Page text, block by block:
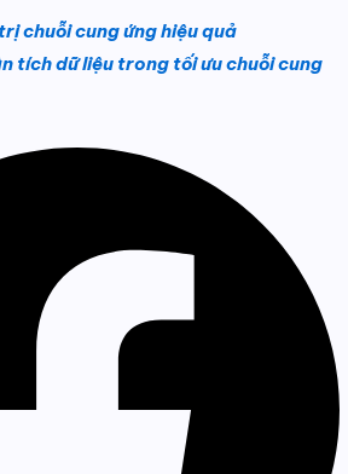
chuỗi cung ứng hiệu quả
tích dữ liệu trong tối ưu chuỗi cung